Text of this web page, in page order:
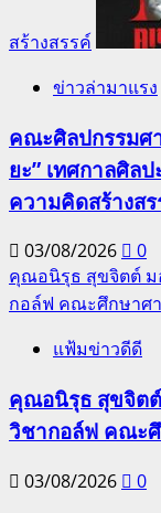
สร้างสรรค์
ข่าวล่ามาแรง
คณะศิลปกรรมศ
ยะ” เทศกาลศิล
ความคิดสร้างส
03/08/2026
0
คุณอนิรุธ สุขจิตต์
กอล์ฟ คณะศึกษาศ
แฟ้มข่าวดีดี
คุณอนิรุธ สุขจิต
วิชากอล์ฟ คณะ
03/08/2026 0